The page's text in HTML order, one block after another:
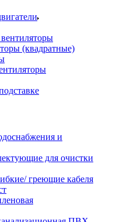
(квадратные)
и
для очистки
греющие кабеля